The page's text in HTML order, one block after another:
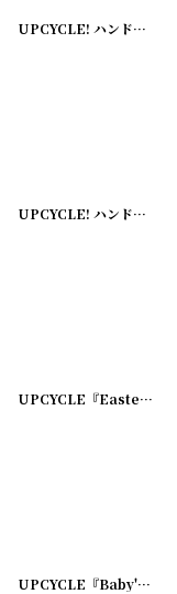
UPCYCLE! ハンドブック(赤)→カードケース『LAYS OF ANCIENT ROME』
UPCYCLE! ハンドブック(緑)→カードケース『THE MAN WHO WAS』
UPCYCLE『Easter Greetings』VINTAGE POSTCARD リングノート
UPCYCLE『Baby's-Tears』VINTAGE PLANTSCARD リングノート